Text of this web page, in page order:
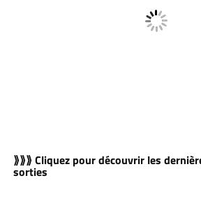
⟫⟫⟫ Cliquez pour découvrir les
sorties